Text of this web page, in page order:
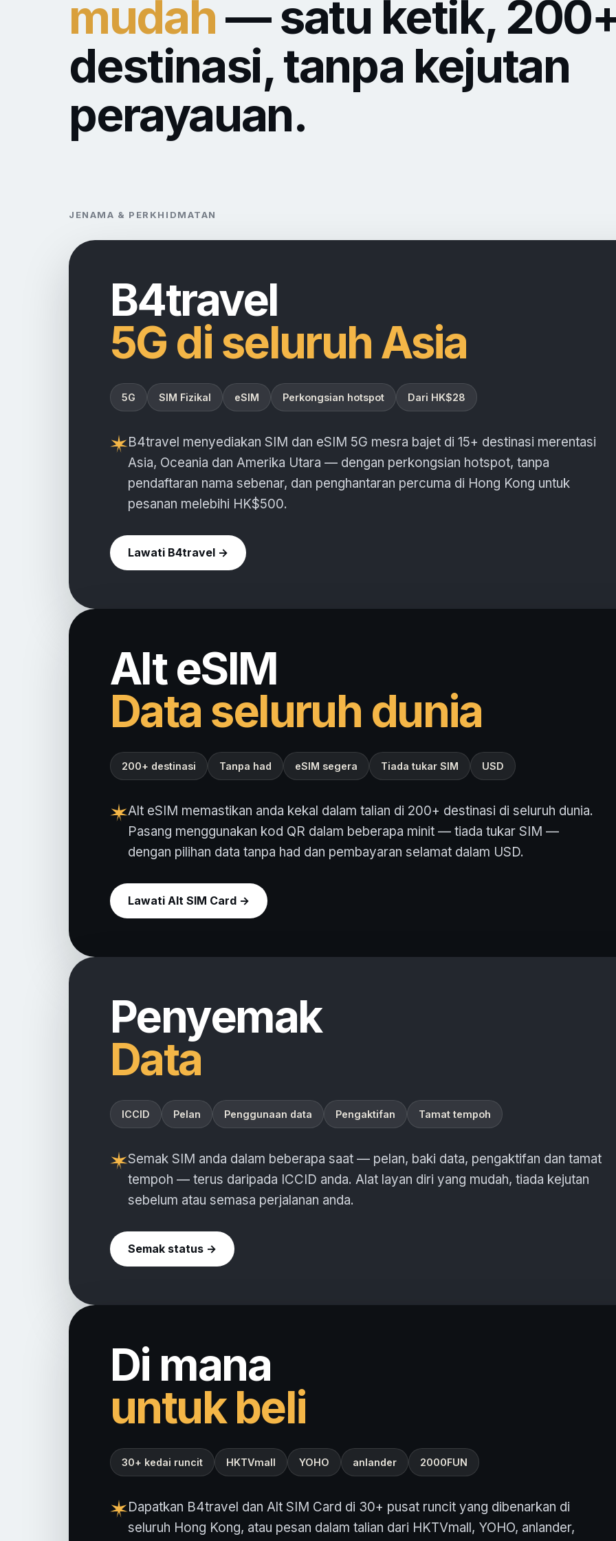
mudah— satu ketik,
destinasi, tanpa kejutan
perayauan.
JENAMA & PERKHIDMATAN
B4travel
5G di seluruh Asia
5G SIM Fizikal eSIM Perkongsian hotspot Dari HK$28
B4travel menyediakan SIM dan eSIM 5G mesra bajet di 15+ destinasi merentasi
Asia, Oceania dan Amerika Utara — dengan perkongsian hotspot, tanpa
pendaftaran nama sebenar, dan penghantaran percuma di Hong Kong untuk
pesanan melebihi HK$500.
Lawati B4travel →
Alt eSIM
Data seluruh dunia
200+ destinasi Tanpa had eSIM segera Tiada tukar SIM USD
Alt eSIM memastikan anda kekal dalam talian di 200+ destinasi di seluruh dunia.
Pasang menggunakan kod QR dalam beberapa minit — tiada tukar SIM —
dengan pilihan data tanpa had dan pembayaran selamat dalam USD.
Lawati Alt SIM Card →
Penyemak
Data
ICCID Pelan Penggunaan data Pengaktifan Tamat tempoh
Semak SIM anda dalam beberapa saat — pelan, baki data, pengaktifan dan tamat
tempoh — terus daripada ICCID anda. Alat layan diri yang mudah, tiada kejutan
sebelum atau semasa perjalanan anda.
Semak status →
Di mana
untuk beli
30+ kedai runcit HKTVmall YOHO anlander 2000FUN
Dapatkan B4travel dan Alt SIM Card di 30+ pusat runcit yang dibenarkan di
seluruh Hong Kong, atau pesan dalam talian dari HKTVmall, YOHO, anlander,